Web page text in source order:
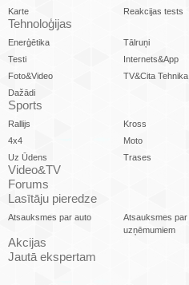
Karte
Reakcijas tests
Tehnoloģijas
Enerģētika Tālruņi
Testi
Internets&App
Foto&Video
TV&Cita Tehnika
Dažādi
Sports
Rallijs Kross
4x4
Moto
Uz Ūdens
Trases
Video&TV
Forums
Lasītāju pieredze
Atsauksmes par auto
Atsauksmes par
uzņēmumiem
Akcijas
Jautā ekspertam